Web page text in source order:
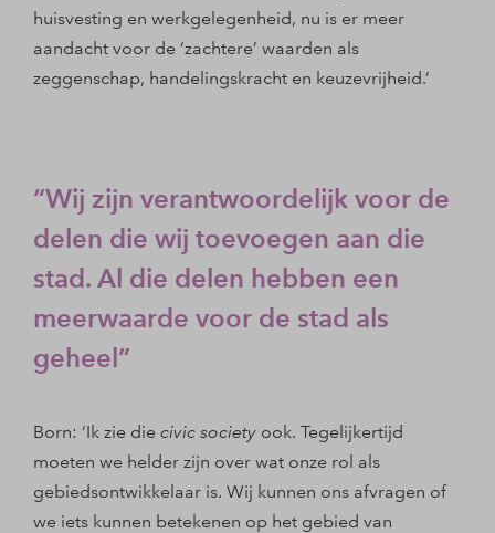
huisvesting en werkgelegenheid, nu is er meer
aandacht voor de ‘zachtere’ waarden als
zeggenschap, handelingskracht en keuzevrijheid.’
Wij zijn verantwoordelijk voor de
delen die wij toevoegen aan die
stad. Al die delen hebben een
meerwaarde voor de stad als
geheel
Born: ‘Ik zie die civic society ook. Tegelijkertijd
moeten we helder zijn over wat onze rol als
gebiedsontwikkelaar is. Wij kunnen ons afvragen of
we iets kunnen betekenen op het gebied van